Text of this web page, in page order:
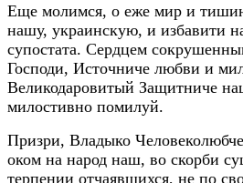
Еще молимся, о еже мир и
нашу, украинскую, и избавити
супостата. Сердцем
Господи, Источниче любви и
Великодаровитый Защитниче
милостивно помилуй.
Призри, Владыко
оком на народ наш, во скорби
терпении отчаявшихся, не по